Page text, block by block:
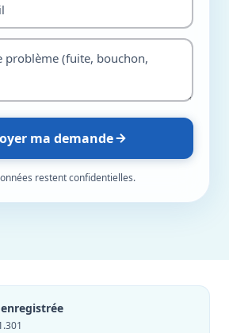
ma demande
restent confidentielles.